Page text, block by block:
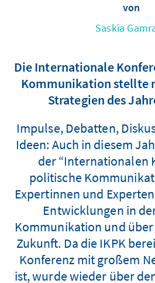
von
Saskia
Die Internationale
Kommunikation stellte
Strategien des
Impulse, Debatten,
Ideen: Auch in diesem
der “Internationalen
politische
Expertinnen und
Entwicklungen in
Kommunikation und
Zukunft. Da die IKPK
Konferenz mit großem
ist, wurde wieder über